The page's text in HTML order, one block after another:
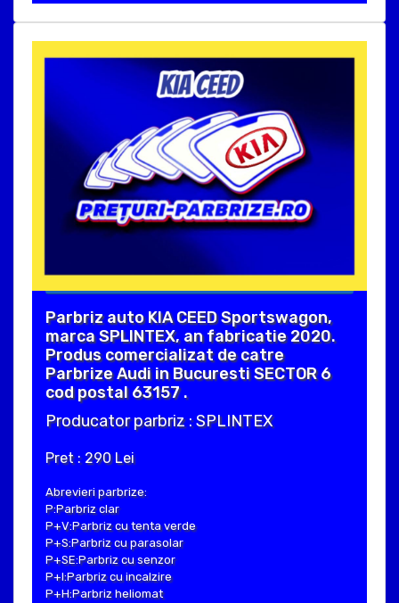
Parbriz auto KIA CEED Sportswagon,
marca SPLINTEX, an fabricatie 2020.
Produs comercializat de catre
Parbrize Audi in Bucuresti SECTOR 6
cod postal 63157 .
Producator parbriz : SPLINTEX
Pret : 290 Lei
Abrevieri parbrize:
P:Parbriz clar
P+V:Parbriz cu tenta verde
P+S:Parbriz cu parasolar
P+SE:Parbriz cu senzor
P+I:Parbriz cu incalzire
P+H:Parbriz heliomat